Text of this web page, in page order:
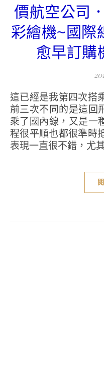
價航空公司
彩繪機~國
愈早訂
這已經是我第四次搭乘airasia的飛機了，只是較
前三次不同的是這回
乘了國內線，又是一
程很平順也都很準時
表現一直很不錯，尤